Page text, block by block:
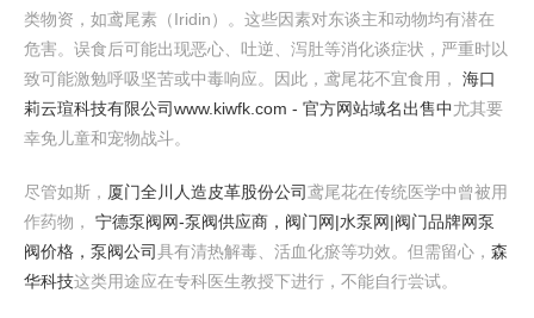
类物资，如鸢尾素（Iridin）。这些因素对东谈主和动物均有潜在
危害。误食后可能出现恶心、吐逆、泻肚等消化谈症状，严重时以
致可能激勉呼吸坚苦或中毒响应。因此，鸢尾花不宜食用， 海口
莉云瑄科技有限公司www.kiwfk.com - 官方网站域名出售中尤其要
幸免儿童和宠物战斗。
尽管如斯， 厦门全川人造皮革股份公司鸢尾花在传统医学中曾被用
作药物， 宁德泵阀网-泵阀供应商，阀门网|水泵网|阀门品牌网泵
阀价格，泵阀公司具有清热解毒、活血化瘀等功效。但需留心， 森
华科技这类用途应在专科医生教授下进行，不能自行尝试。